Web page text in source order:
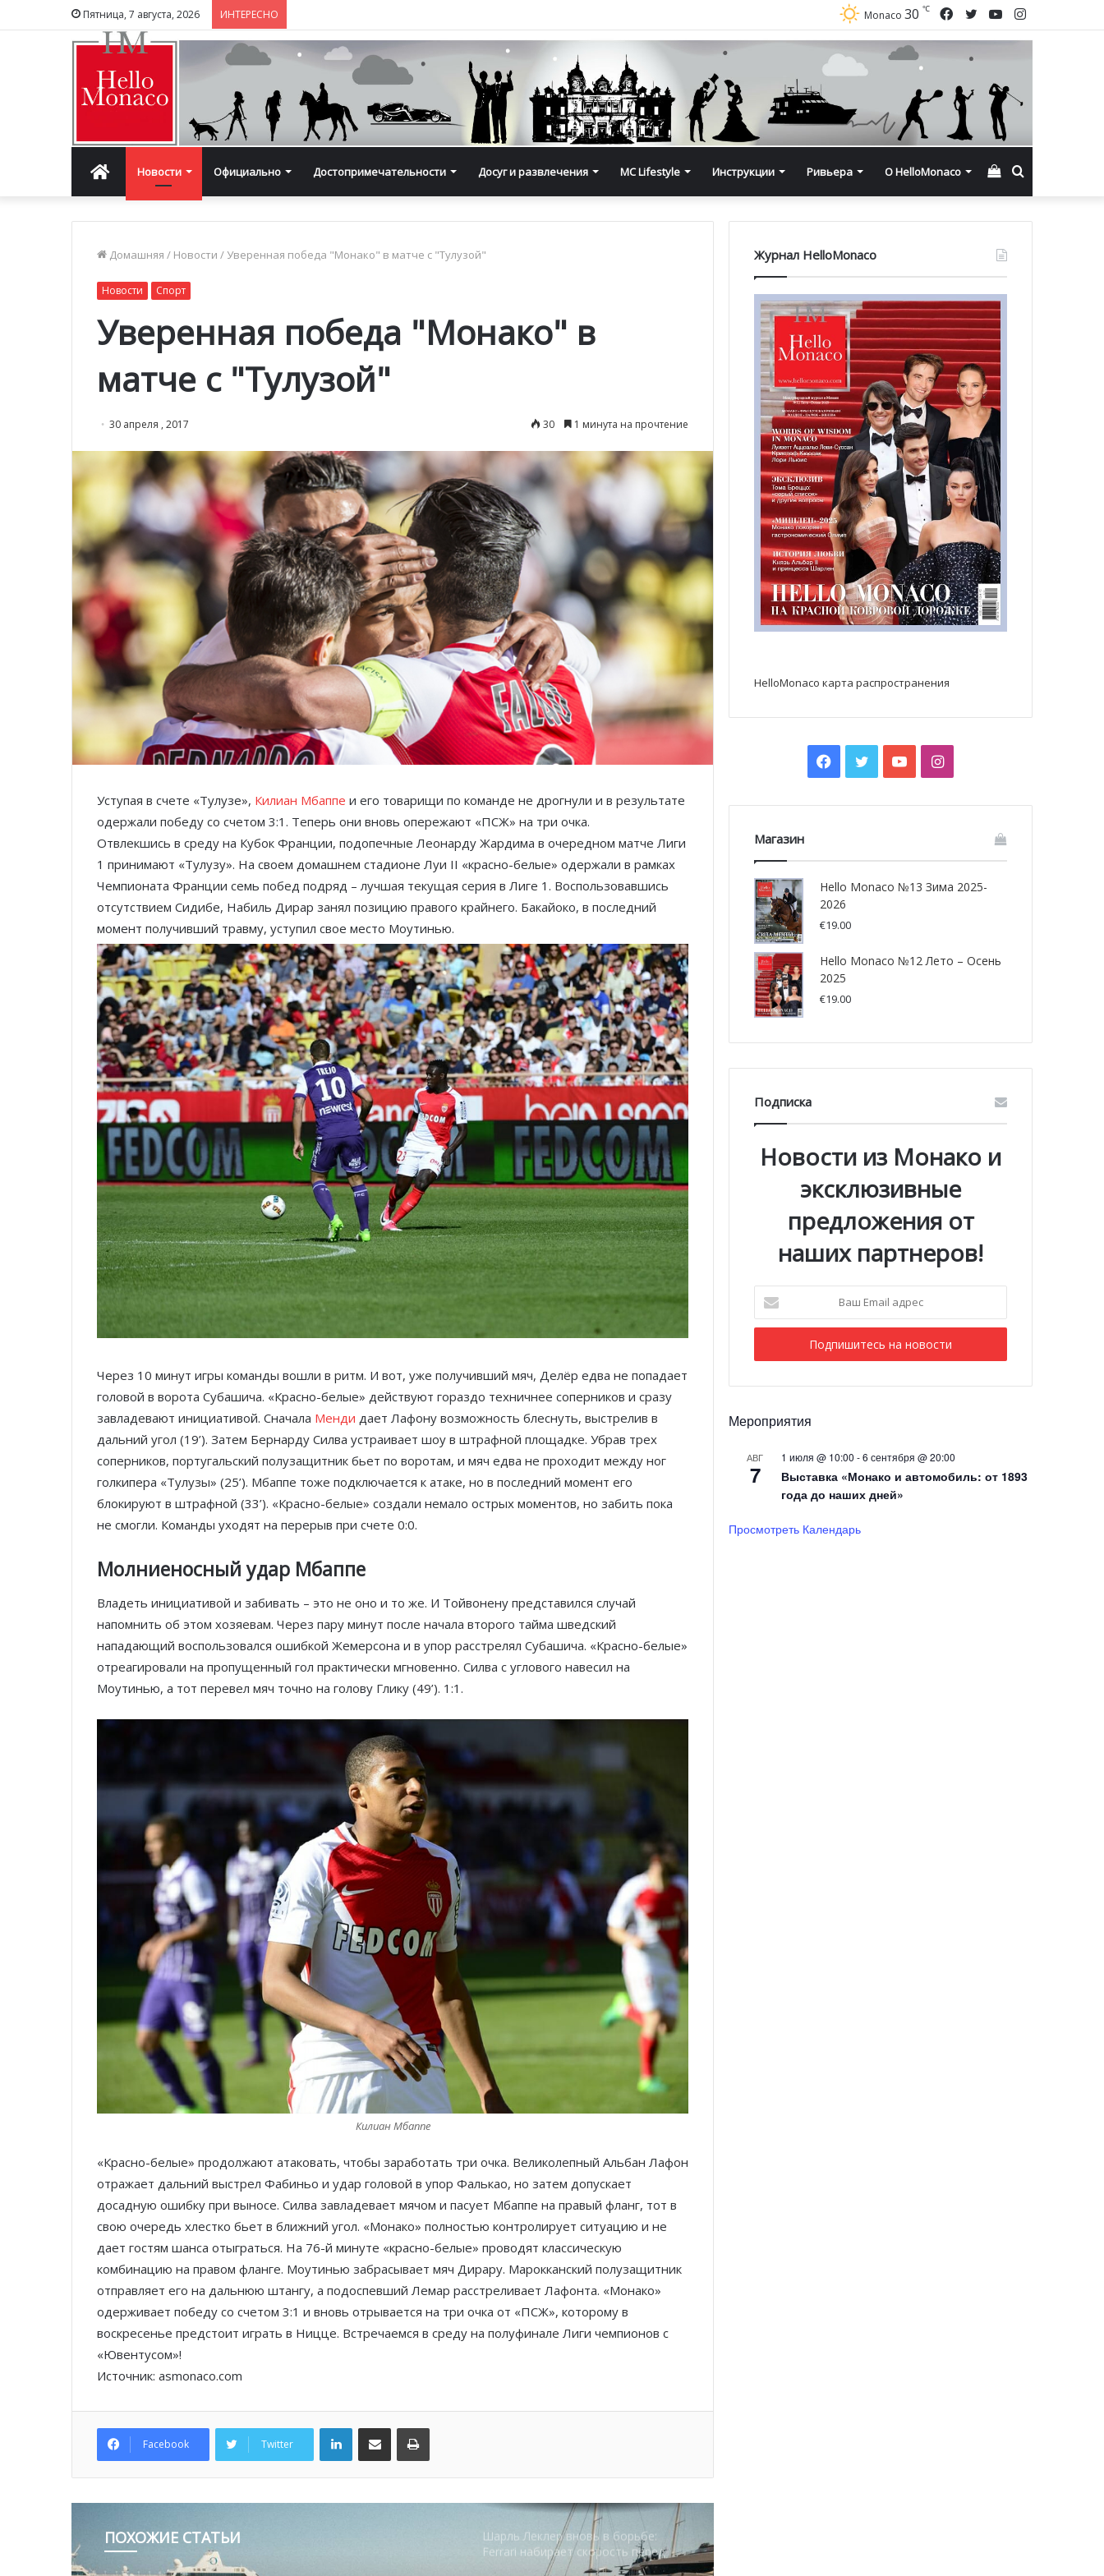
Пятница, 7 августа, 2026 ИНТЕРЕСНО Instagram
YouTube
Twitter
Facebook
Monaco 30 ℃
ГлавнаяНовости Официально Достопримечательности Досуг и развлечения MC Lifestyle Инструкции Ривьера О HelloMonaco Смотреть
корзину
Домашняя / Новости / Уверенная победа "Монако" в матче с "Тулузой"
Новости Спорт
Уверенная победа "Монако" в
матче с "Тулузой"
30 апреля , 2017 30 1 минута на прочтение
Уступая в счете «Тулузе», Килиан Мбаппе и его товарищи по команде не дрогнули и в результате
одержали победу со счетом 3:1. Теперь они вновь опережают «ПСЖ» на три очка.
Отвлекшись в среду на Кубок Франции, подопечные Леонарду Жардима в очередном матче Лиги
1 принимают «Тулузу». На своем домашнем стадионе Луи II «красно-белые» одержали в рамках
Чемпионата Франции семь побед подряд – лучшая текущая серия в Лиге 1. Воспользовавшись
отсутствием Сидибе, Набиль Дирар занял позицию правого крайнего. Бакайоко, в последний
момент получивший травму, уступил свое место Моутинью.
Через 10 минут игры команды вошли в ритм. И вот, уже получивший мяч, Делёр едва не попадает
головой в ворота Субашича. «Красно-белые» действуют гораздо техничнее соперников и сразу
завладевают инициативой. Сначала Менди дает Лафону возможность блеснуть, выстрелив в
дальний угол (19’). Затем Бернарду Силва устраивает шоу в штрафной площадке. Убрав трех
соперников, португальский полузащитник бьет по воротам, и мяч едва не проходит между ног
голкипера «Тулузы» (25’). Мбаппе тоже подключается к атаке, но в последний момент его
блокируют в штрафной (33’). «Красно-белые» создали немало острых моментов, но забить пока
не смогли. Команды уходят на перерыв при счете 0:0.
Молниеносный удар Мбаппе
Владеть инициативой и забивать – это не оно и то же. И Тойвонену представился случай
напомнить об этом хозяевам. Через пару минут после начала второго тайма шведский
нападающий воспользовался ошибкой Жемерсона и в упор расстрелял Субашича. «Красно-белые»
отреагировали на пропущенный гол практически мгновенно. Силва с углового навесил на
Моутинью, а тот перевел мяч точно на голову Глику (49’). 1:1.
Килиан Мбаппе
«Красно-белые» продолжают атаковать, чтобы заработать три очка. Великолепный Альбан Лафон
отражает дальний выстрел Фабиньо и удар головой в упор Фалькао, но затем допускает
досадную ошибку при выносе. Силва завладевает мячом и пасует Мбаппе на правый фланг, тот в
свою очередь хлестко бьет в ближний угол. «Монако» полностью контролирует ситуацию и не
дает гостям шанса отыграться. На 76-й минуте «красно-белые» проводят классическую
комбинацию на правом фланге. Моутинью забрасывает мяч Дирару. Марокканский полузащитник
отправляет его на дальнюю штангу, а подоспевший Лемар расстреливает Лафонта. «Монако»
одерживает победу со счетом 3:1 и вновь отрывается на три очка от «ПСЖ», которому в
воскресенье предстоит играть в Ницце. Встречаемся в среду на полуфинале Лиги чемпионов с
«Ювентусом»!
Источник: asmonaco.com
Facebook Twitter
LinkedInПоделиться по электронной почте Распечатать
ПОХОЖИЕ СТАТЬИ
Тренировка с видом: открытые
спортивные площадки Монако
От Монте-Карло к Гран-при
Барселоны: неделя, изменившая
Ferrari
Гламур, скорость и драма: чем
запомнился Гран-при Монако
Историческое достижение Monaco
United в женском футболе Монако
благотворительность: как Монако
паузой
Команда Монако в чемпионате E1:
рекордная скорость и взгляд в
Журнал HelloMonaco
HelloMonaco карта распространения
Facebook
TwitterYouTubeInstagram
Магазин
Hello Monaco №13 Зима 2025-
2026
€19.00
Hello Monaco №12 Лето – Осень
2025
€19.00
Подписка
Новости из Монако и
эксклюзивные
предложения от
наших партнеров!
Email
адрес
Мероприятия
АВГ
7
1 июля @ 10:00 -6 сентября @ 20:00
Выставка «Монако и автомобиль: от 1893
года до наших дней»
Просмотреть Календарь